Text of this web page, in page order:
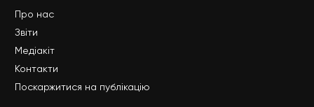
Про нас
Звіти
Медіакіт
Контакти
Поскаржитися на публікацію